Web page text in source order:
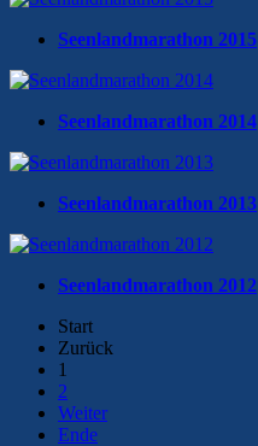
Seenlandmarathon 2015
Seenlandmarathon 2014
Seenlandmarathon 2013
Seenlandmarathon 2012
Start
Zurück
1
2
Weiter
Ende